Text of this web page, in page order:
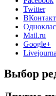
Онлайн
12
12
12
12
12
Twitter
Mail.ru
Google+
Выбор